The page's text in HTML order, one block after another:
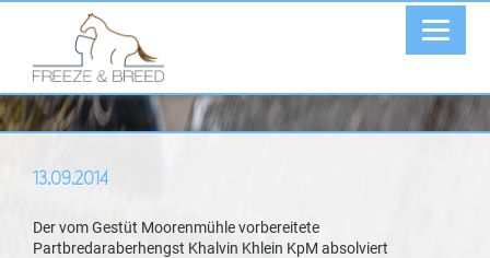
13.09.2014
Der vom Gestüt Moorenmühle vorbereitete
Partbredaraberhengst Khalvin Khlein KpM absolviert